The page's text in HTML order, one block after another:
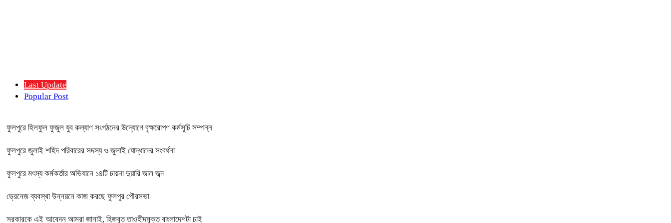
Last Update
Popular Post
ফুলপুরে হিলফুল ফুজুল যুব কল্যাণ সংগঠনের উদ্যোগে বৃক্ষরোপণ কর্মসূচি সম্পন্ন
ফুলপুরে জুলাই শহিদ পরিবারের সদস্য ও জুলাই যোদ্ধাদের সংবর্ধনা
ফুলপুরে মৎস্য কর্মকর্তার অভিযানে ১৪টি চায়না দুয়ারি জাল জব্দ
ড্রেনেজ ব্যবস্থা উন্নয়নে কাজ করছে ফুলপুর পৌরসভা
সরকারকে এই আবেদন আমরা জানাই, হিজবুত তাওহীদমুক্ত বাংলাদেশটা চাই